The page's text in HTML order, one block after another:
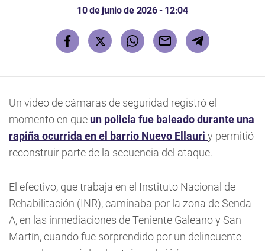
10 de junio de 2026 - 12:04
Un video de cámaras de seguridad registró el
momento en que un policía fue baleado durante una
rapiña ocurrida en el barrio Nuevo Ellauri y permitió
reconstruir parte de la secuencia del ataque.
El efectivo, que trabaja en el Instituto Nacional de
Rehabilitación (INR), caminaba por la zona de Senda
A, en las inmediaciones de Teniente Galeano y San
Martín, cuando fue sorprendido por un delincuente